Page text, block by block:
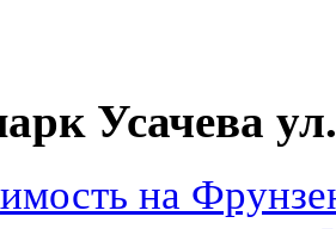
Усачева
на